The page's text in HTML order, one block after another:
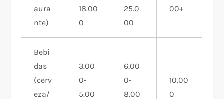
aura
nte)
18.00
0 ​
25.0
00
00+
Bebi
das
(cerv
eza/
3.00
0-
5.00
6.00
0-
8.00
10.00
0